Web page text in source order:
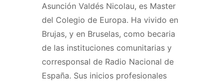
Asunción Valdés Nicolau, es Master
del Colegio de Europa. Ha vivido en
Brujas, y en Bruselas, como becaria
de las instituciones comunitarias y
corresponsal de Radio Nacional de
España. Sus inicios profesionales